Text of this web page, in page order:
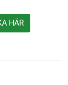
HÄR